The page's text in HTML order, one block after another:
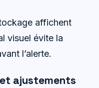
affichent
visuel évite la
l’alerte.
ajustements